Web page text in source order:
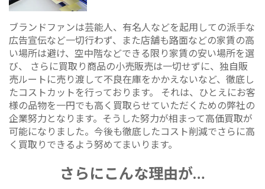
ブランドファンは芸能人、有名人などを起用しての派手な
広告宣伝など一切行わず、また店舗も路面などの家賃の高
い場所は避け、空中階などできる限り家賃の安い場所を選
び、 さらに買取り商品の小売販売は一切せずに、独自販
売ルートに売り渡して不良在庫をかかえないなど、徹底し
たコストカットを行っております。 それは、ひとえにお客
様の品物を一円でも高く買取らせていただくための弊社の
企業努力となります。そうした努力が相まって高価買取が
可能になりました。今後も徹底したコスト削減でさらに高
く買取りできるよう努めてまいります。
さらにこんな理由が…